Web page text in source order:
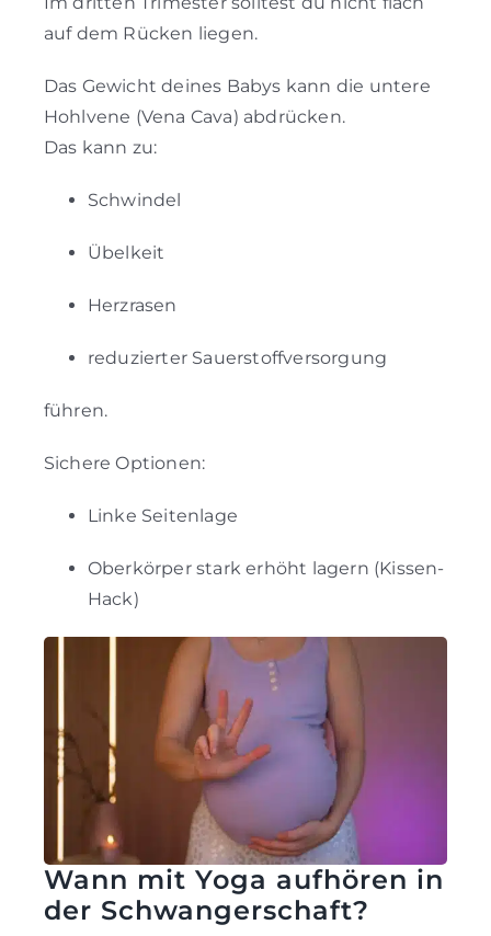
auf dem Rücken liegen.
Das Gewicht deines Babys kann die untere
Hohlvene (Vena Cava) abdrücken.
Das kann zu:
Schwindel
Übelkeit
Herzrasen
reduzierter Sauerstoffversorgung
führen.
Sichere Optionen:
Linke Seitenlage
Oberkörper stark erhöht lagern (Kissen-
Hack)
Wann mit Yoga aufhören in
der Schwangerschaft?